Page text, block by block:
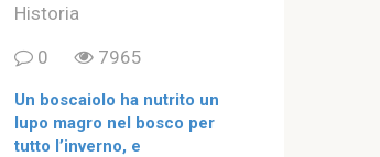
Historia
0
7965
Un boscaiolo ha nutrito un
lupo magro nel bosco per
tutto l’inverno, e